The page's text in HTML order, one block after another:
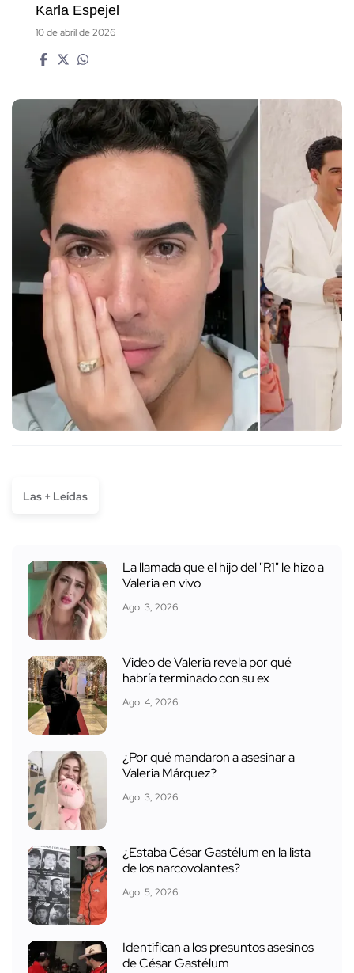
Karla Espejel
10 de abril de 2026
Las + Leídas
La llamada que el hijo del "R1" le hizo a
Valeria en vivo
Ago. 3, 2026
Video de Valeria revela por qué
habría terminado con su ex
Ago. 4, 2026
¿Por qué mandaron a asesinar a
Valeria Márquez?
Ago. 3, 2026
¿Estaba César Gastélum en la lista
de los narcovolantes?
Ago. 5, 2026
Identifican a los presuntos asesinos
de César Gastélum